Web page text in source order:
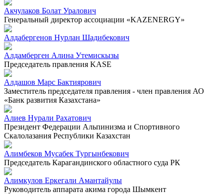
Акчулаков Болат Уралович
Генеральный директор ассоциации «KAZENERGY»
Алдабергенов Нурлан Шадибекович
Алдамберген Алина Утемискызы
Председатель правления KASE
Алдашов Марс Бактиярович
Заместитель председателя правления - член правления АО
«Банк развития Казахстана»
Алиев Нурали Рахатович
Президент Федерации Альпинизма и Спортивного
Скалолазания Республики Казахстан
Алимбеков Мусабек Тургынбекович
Председатель Карагандинского областного суда РК
Алимкулов Еркегали Амантайулы
Руководитель аппарата акима города Шымкент